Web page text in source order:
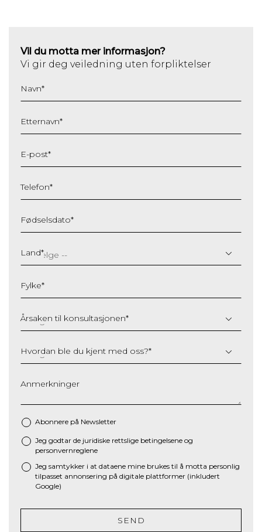
Vil du motta mer informasjon?
Vi gir deg veiledning uten forpliktelser
Navn*
Etternavn*
E-post*
Telefon*
Fødselsdato*
slash
MM
YYYY
Land*
Fylke*
Årsaken til konsultasjonen*
Hvordan ble du kjent med oss?*
Anmerkninger
Abonnere på Newsletter
* Jeg godtar de juridiske rettslige betingelsene og
personvernreglene
Jeg samtykker i at dataene mine brukes til å motta personlig
tilpasset annonsering på digitale plattformer (inkludert
Google)
SEND